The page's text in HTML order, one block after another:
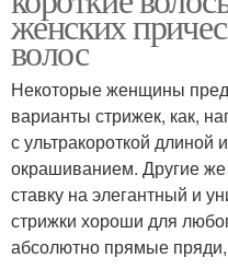
женских
волос
Некоторые женщины
варианты стрижек, как,
с ультракороткой
окрашиванием. Другие
ставку на элегантный и
стрижки хороши для
абсолютно прямые пряди,